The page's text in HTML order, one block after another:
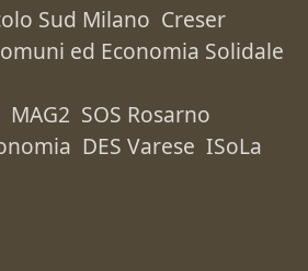
Sud Milano Creser
ed Economia Solidale
MAG2 SOS Rosarno
DES Varese ISoLa